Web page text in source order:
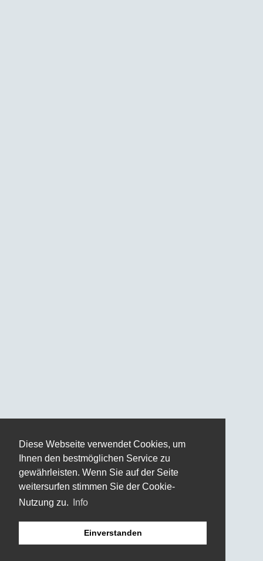
Diese Webseite verwendet Cookies, um
Ihnen den bestmöglichen Service zu
gewährleisten. Wenn Sie auf der Seite
weitersurfen stimmen Sie der Cookie-
Nutzung zu.
Info
Einverstanden